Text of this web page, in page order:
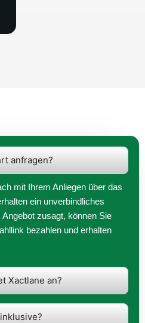
anfragen?
mit Ihrem Anliegen über das
ein unverbindliches
zusagt, können Sie
bezahlen und erhalten
Xactlane an?